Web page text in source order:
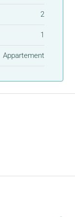
2
1
Appartement